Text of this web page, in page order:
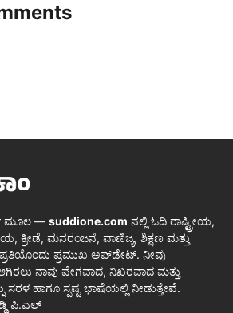
ಮೂಲ — suddione.com ನಲ್ಲಿ ಓದಿ ರಾಷ್ಟ್ರೀಯ,
ಕ್ರೀಡೆ, ಮನರಂಜನೆ, ವಾಣಿಜ್ಯ, ಶಿಕ್ಷಣ ಮತ್ತು
ಪ್ರತಿಯೊಂದು ಪ್ರಮುಖ ಅಪ್‌ಡೇಟ್. ನೀವು
ನಾವು ವೇಗವಾದ, ನಿಖರವಾದ ಮತ್ತು
ಸರಳ ಹಾಗೂ ಸ್ಪಷ್ಟ ಭಾಷೆಯಲ್ಲಿ ನೀಡುತ್ತೇವೆ.
ಪಿ.ಎಲ್